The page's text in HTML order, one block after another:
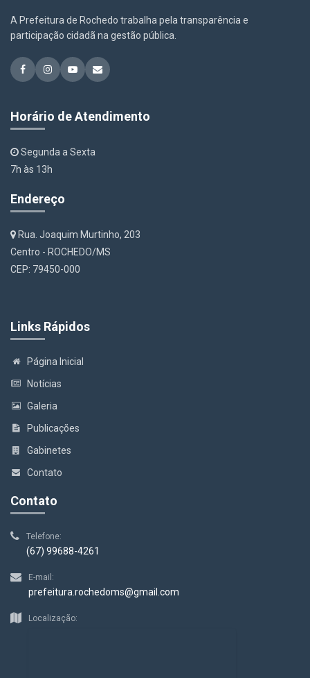
A Prefeitura de Rochedo trabalha pela transparência e
participação cidadã na gestão pública.
Horário de Atendimento
Segunda a Sexta
7h às 13h
Endereço
Rua. Joaquim Murtinho, 203
Centro - ROCHEDO/MS
CEP: 79450-000
Links Rápidos
Página Inicial
Notícias
Galeria
Publicações
Gabinetes
Contato
Contato
Telefone:
(67) 99688-4261
E-mail:
prefeitura.rochedoms@gmail.com
Localização: